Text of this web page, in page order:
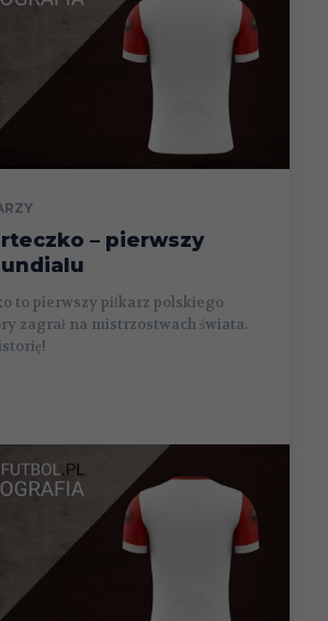
– pierwszy
to pierwszy piłkarz polskiego
świata.